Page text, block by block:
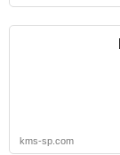
kms-sp.com